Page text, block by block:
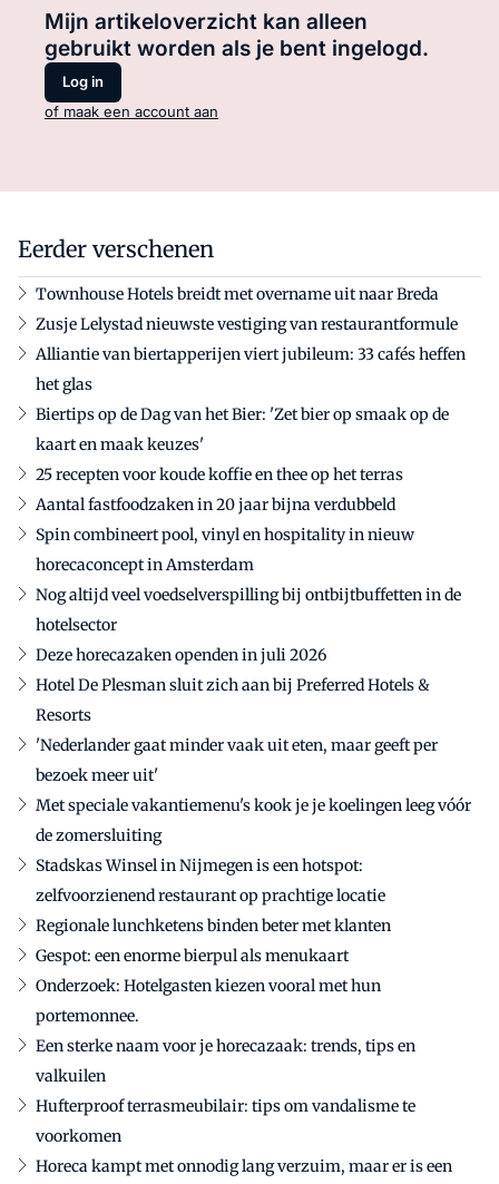
Mijn artikeloverzicht kan alleen
gebruikt worden als je bent ingelogd.
Log in
of maak een account aan
Eerder verschenen
Townhouse Hotels breidt met overname uit naar Breda
Zusje Lelystad nieuwste vestiging van restaurantformule
Alliantie van biertapperijen viert jubileum: 33 cafés heffen
het glas
Biertips op de Dag van het Bier: 'Zet bier op smaak op de
kaart en maak keuzes'
25 recepten voor koude koffie en thee op het terras
Aantal fastfoodzaken in 20 jaar bijna verdubbeld
Spin combineert pool, vinyl en hospitality in nieuw
horecaconcept in Amsterdam
Nog altijd veel voedselverspilling bij ontbijtbuffetten in de
hotelsector
Deze horecazaken openden in juli 2026
Hotel De Plesman sluit zich aan bij Preferred Hotels &
Resorts
'Nederlander gaat minder vaak uit eten, maar geeft per
bezoek meer uit'
Met speciale vakantiemenu's kook je je koelingen leeg vóór
de zomersluiting
Stadskas Winsel in Nijmegen is een hotspot:
zelfvoorzienend restaurant op prachtige locatie
Regionale lunchketens binden beter met klanten
Gespot: een enorme bierpul als menukaart
Onderzoek: Hotelgasten kiezen vooral met hun
portemonnee.
Een sterke naam voor je horecazaak: trends, tips en
valkuilen
Hufterproof terrasmeubilair: tips om vandalisme te
voorkomen
Horeca kampt met onnodig lang verzuim, maar er is een